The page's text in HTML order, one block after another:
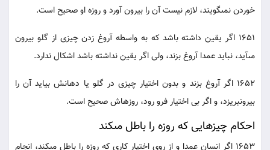
خوردن نمى‏گويند، لازم نيست آن را بيرون آورد و روزه او صحيح است.
1651 اگر يقين داشته باشد كه به واسطه آروغ زدن چيزى از گلو بيرون
مى‏آيد، نبايد عمدا آروغ بزند، ولى اگر يقين نداشته باشد اشكال ندارد.
1652 اگر آروغ بزند و بدون اختيار چيزى در گلو يا دهانش بيايد آن را
بيرون‏بريزد، و اگر بى اختيار فرو رود، روزه‏اش صحيح است.
احكام چيزهايى كه روزه را باطل مى‏كند
1653 اگر انسان عمدا و از روى اختيار كارى كه روزه را باطل مى‏كند، انجام